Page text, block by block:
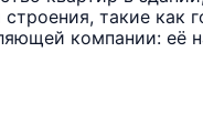
такие как
компании: её